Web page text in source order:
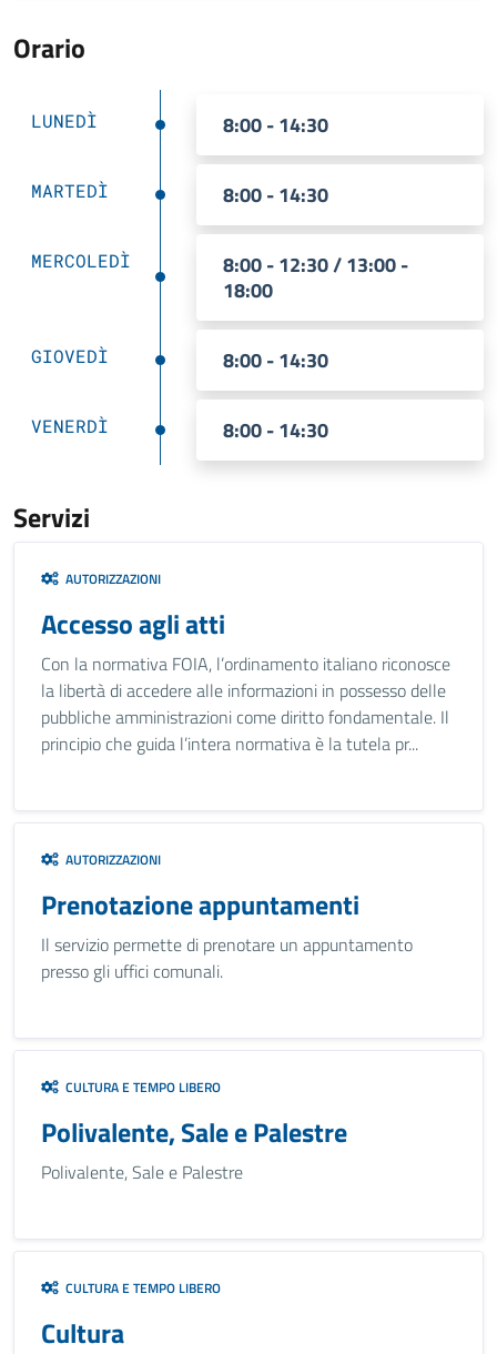
Orario
LUNEDÌ 8:00 - 14:30
MARTEDÌ 8:00 - 14:30
MERCOLEDÌ
8:00 - 12:30 / 13:00 -
18:00
GIOVEDÌ 8:00 - 14:30
VENERDÌ 8:00 - 14:30
Servizi
AUTORIZZAZIONI
Accesso agli atti
Con la normativa FOIA, l’ordinamento italiano riconosce
la libertà di accedere alle informazioni in possesso delle
pubbliche amministrazioni come diritto fondamentale. Il
principio che guida l’intera normativa è la tutela pr...
AUTORIZZAZIONI
Prenotazione appuntamenti
Il servizio permette di prenotare un appuntamento
presso gli uffici comunali.
CULTURA E TEMPO LIBERO
Polivalente, Sale e Palestre
Polivalente, Sale e Palestre
CULTURA E TEMPO LIBERO
Cultura